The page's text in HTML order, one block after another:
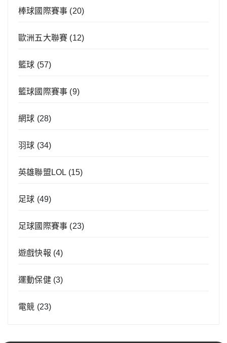
棒球國際賽事 (20)
歐洲五大聯賽 (12)
籃球 (57)
籃球國際賽事 (9)
網球 (28)
羽球 (34)
英雄聯盟LOL (15)
足球 (49)
足球國際賽事 (23)
遊戲快報 (4)
運動保健(3)
電競 (23)